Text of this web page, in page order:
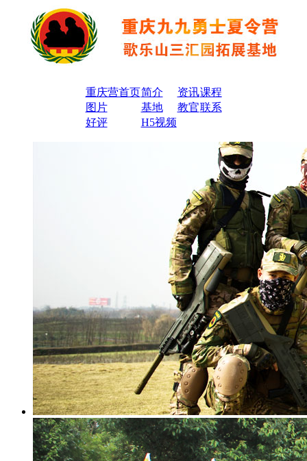
重庆营首页简介 资讯课程
图片
基地 教官联系
好评
H5视频